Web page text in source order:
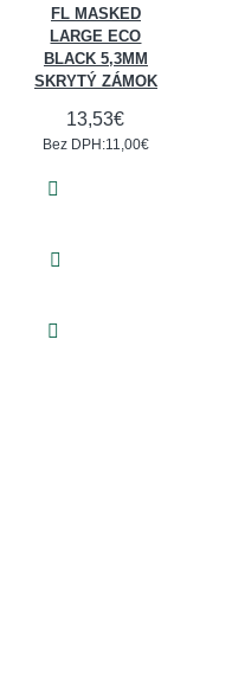
FL MASKED
LARGE ECO
BLACK 5,3MM
SKRYTÝ ZÁMOK
13,53€
Bez DPH:11,00€